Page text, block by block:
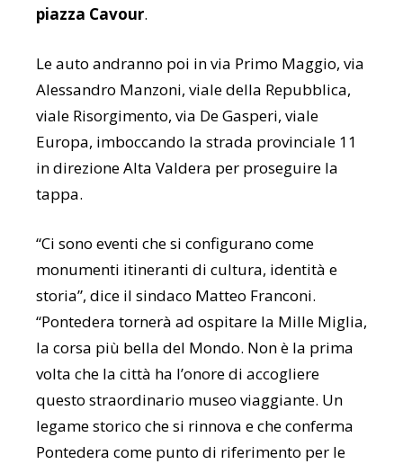
piazza Cavour.
Le auto andranno poi in via Primo Maggio, via
Alessandro Manzoni, viale della Repubblica,
viale Risorgimento, via De Gasperi, viale
Europa, imboccando la strada provinciale 11
in direzione Alta Valdera per proseguire la
tappa.
“Ci sono eventi che si configurano come
monumenti itineranti di cultura, identità e
storia”, dice il sindaco Matteo Franconi.
“Pontedera tornerà ad ospitare la Mille Miglia,
la corsa più bella del Mondo. Non è la prima
volta che la città ha l’onore di accogliere
questo straordinario museo viaggiante. Un
legame storico che si rinnova e che conferma
Pontedera come punto di riferimento per le